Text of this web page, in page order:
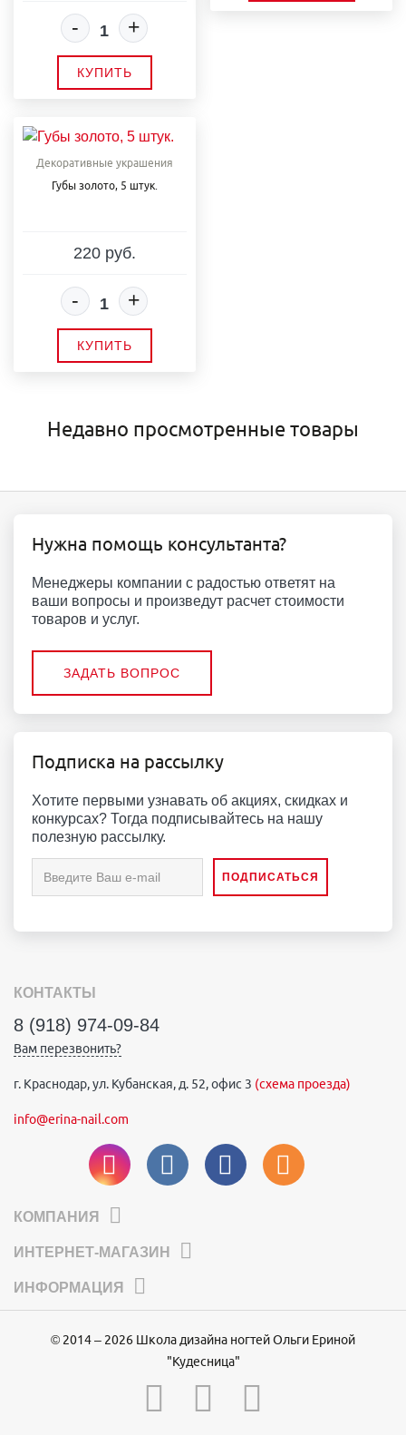
- +
КУПИТЬ
Декоративные украшения
Губы золото, 5 штук.
220 руб.
- +
КУПИТЬ
Недавно просмотренные товары
Нужна помощь консультанта?
Менеджеры компании с радостью ответят на
ваши вопросы и произведут расчет стоимости
товаров и услуг.
ЗАДАТЬ ВОПРОС
Подписка на рассылку
Хотите первыми узнавать об акциях, скидках и
конкурсах? Тогда подписывайтесь на нашу
полезную рассылку.
КОНТАКТЫ
8 (918) 974-09-84
Вам перезвонить?
г. Краснодар, ул. Кубанская, д. 52, офис 3 (схема проезда)
info@erina-nail.com
КОМПАНИЯ
ИНТЕРНЕТ-МАГАЗИН
ИНФОРМАЦИЯ
© 2014 – 2026 Школа дизайна ногтей Ольги Ериной
"Кудесница"